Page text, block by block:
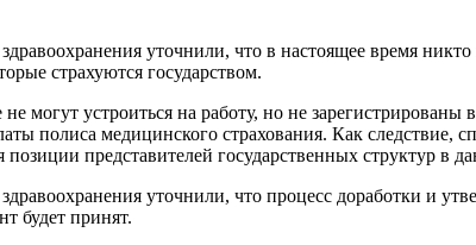
уточнили, что в настоящее время
страхуются государством.
могут ус­троиться на работу, но не
полиса медицинского страхования. Как
позиции представителей госу­дарственных структур в
уточнили, что процесс доработки и
бу­дет принят.